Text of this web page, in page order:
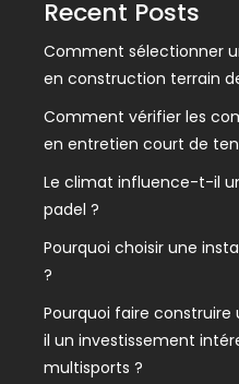
Recent Posts
Comment sélectionner
en construction terrain
Comment vérifier les
en entretien court de
Le climat influence-t-il
padel ?
Pourquoi choisir une
?
Pourquoi faire
il un investissement
multisports ?